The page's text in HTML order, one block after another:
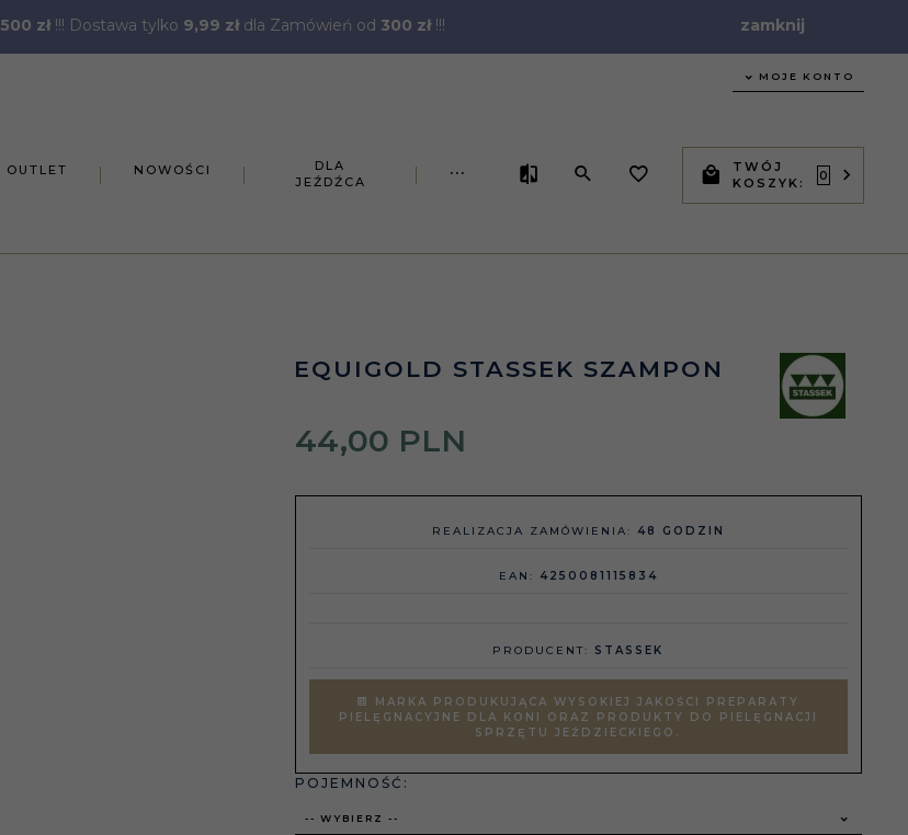
500 zł!!! Dostawa tylko 9,99 złdla Zamówień od 300 zł!!! zamknij
MOJE KONTO
OUTLET NOWOŚCI
DLA
JEŹDŹCA
...
TWÓJ
KOSZYK:
0
EQUIGOLD STASSEK SZAMPON
44,00 PLN
REALIZACJA ZAMÓWIENIA: 48 GODZIN
EAN: 4250081115834
PRODUCENT: STASSEK
MARKA PRODUKUJĄCA WYSOKIEJ JAKOŚCI PREPARATY
PIELĘGNACYJNE DLA KONI ORAZ PRODUKTY DO PIELĘGNACJI
SPRZĘTU JEŹDZIECKIEGO.
POJEMNOŚĆ:
-- WYBIERZ --